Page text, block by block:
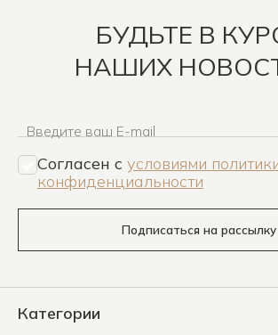
БУДЬТЕ В
НАШИХ
Введите ваш E-mail
Согласен c условиями
конфиденциальности
Подписаться на рассылку
Категории